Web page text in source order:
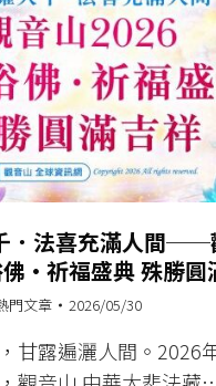
．法喜充滿人間──
•祈福盛典 殊勝圓
門文章 2026/05/30
甘露遍灑人間。2026